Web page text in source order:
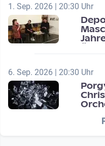
1. Sep. 2026 | 20:30 Uhr
6. Sep. 2026 | 20:30 Uhr